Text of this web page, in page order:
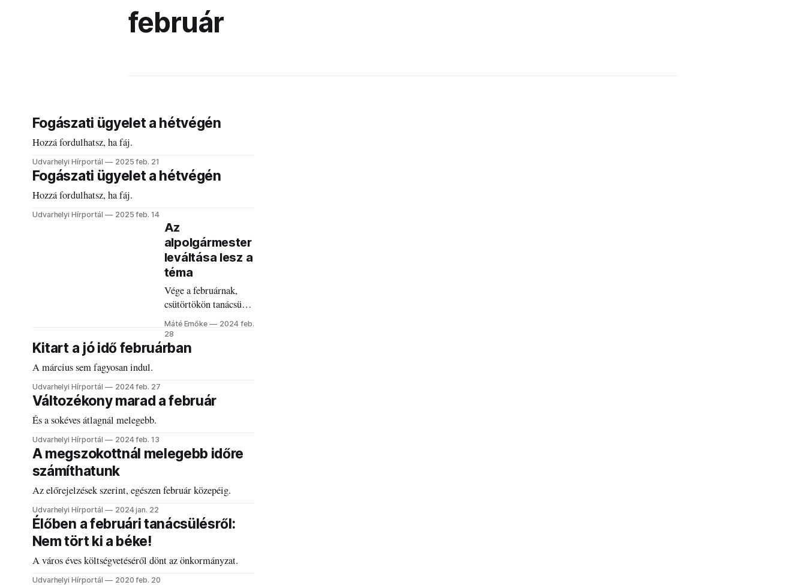
február
Fogászati ügyelet a hétvégén
Hozzá fordulhatsz, ha fáj.
Udvarhelyi Hírportál 2025 feb. 21
Fogászati ügyelet a hétvégén
Hozzá fordulhatsz, ha fáj.
Udvarhelyi Hírportál 2025 feb. 14
Az
alpolgármester
leváltása lesz a
téma
Vége a februárnak,
csütörtökön tanácsülés
lesz.
Máté Emőke
2024 feb.
28
Kitart a jó idő februárban
A március sem fagyosan indul.
Udvarhelyi Hírportál 2024 feb. 27
Változékony marad a február
És a sokéves átlagnál melegebb.
Udvarhelyi Hírportál 2024 feb. 13
A megszokottnál melegebb időre
számíthatunk
Az előrejelzések szerint, egészen február közepéig.
Udvarhelyi Hírportál 2024 jan. 22
Élőben a februári tanácsülésről:
Nem tört ki a béke!
A város éves költségvetéséről dönt az önkormányzat.
Udvarhelyi Hírportál 2020 feb. 20